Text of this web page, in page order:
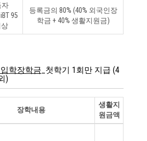
자
95
상
등록금의 80% (40% 외국인장
학금 + 40% 생활지원금)
학장학금 _첫학기 1회만 지급 (4
)
장학내용
생활지
원금액